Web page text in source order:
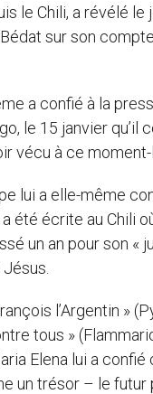
le Chili, a révélé le
sur son compte
a confié à la
le 15 janvier qu’il
vécu à ce moment-
lui a elle-même
a été écrite au Chili
un an pour son «
l’Argentin »
tous »
Elena lui a
un trésor – le futur